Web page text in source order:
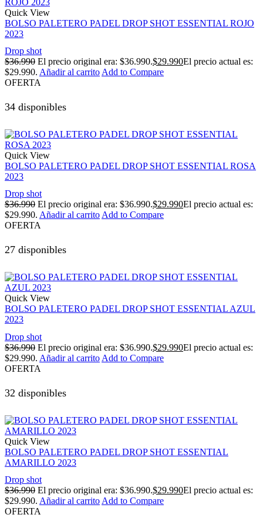
Quick View
BOLSO PALETERO PADEL DROP SHOT ESSENTIAL ROJO
2023
Drop shot
$36.990 El precio original era: $36.990.$29.990El precio actual es:
$29.990. Añadir al carrito Add to Compare
OFERTA
34 disponibles
Quick View
BOLSO PALETERO PADEL DROP SHOT ESSENTIAL ROSA
2023
Drop shot
$36.990 El precio original era: $36.990.$29.990El precio actual es:
$29.990. Añadir al carrito Add to Compare
OFERTA
27 disponibles
Quick View
BOLSO PALETERO PADEL DROP SHOT ESSENTIAL AZUL
2023
Drop shot
$36.990 El precio original era: $36.990.$29.990El precio actual es:
$29.990. Añadir al carrito Add to Compare
OFERTA
32 disponibles
Quick View
BOLSO PALETERO PADEL DROP SHOT ESSENTIAL
AMARILLO 2023
Drop shot
$36.990 El precio original era: $36.990.$29.990El precio actual es:
$29.990. Añadir al carrito Add to Compare
OFERTA